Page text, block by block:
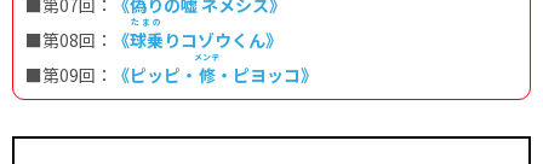
■第07回：
《偽りの嘘 ネメシス》
■第08回：
《球乗
たまの
りコゾウくん》
■第09回：
《ピッピ・ 修
メンテ
・ピヨッコ》